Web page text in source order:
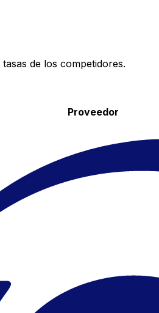
de los competidores.
Proveedor